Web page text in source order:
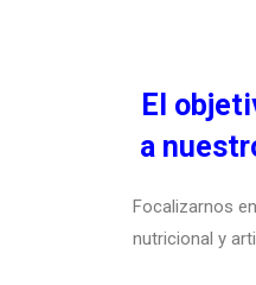
El
a
Focalizarnos
nutricional y